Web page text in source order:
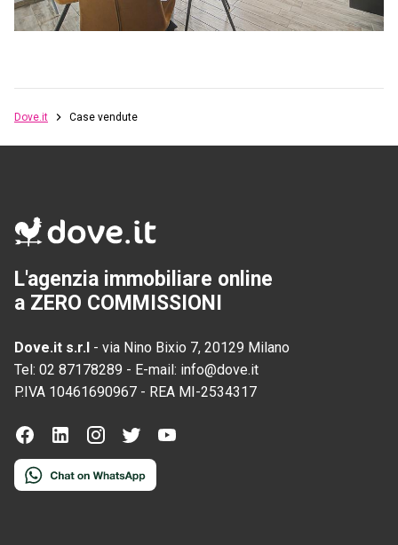
Dove.it Case vendute
L'agenzia immobiliare online
a ZERO COMMISSIONI
Dove.it s.r.l - via Nino Bixio 7, 20129 Milano
Tel: 02 87178289 - E-mail: info@dove.it
P.IVA 10461690967 - REA MI-2534317